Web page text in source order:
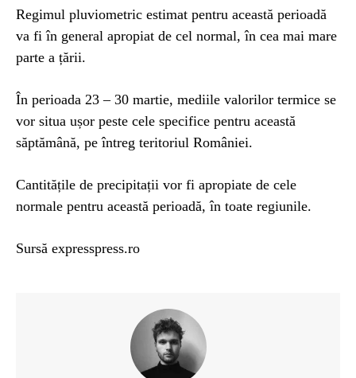
Regimul pluviometric estimat pentru această perioadă
va fi în general apropiat de cel normal, în cea mai mare
parte a țării.
În perioada 23 – 30 martie, mediile valorilor termice se
vor situa ușor peste cele specifice pentru această
săptămână, pe întreg teritoriul României.
Cantitățile de precipitații vor fi apropiate de cele
normale pentru această perioadă, în toate regiunile.
Sursă expresspress.ro